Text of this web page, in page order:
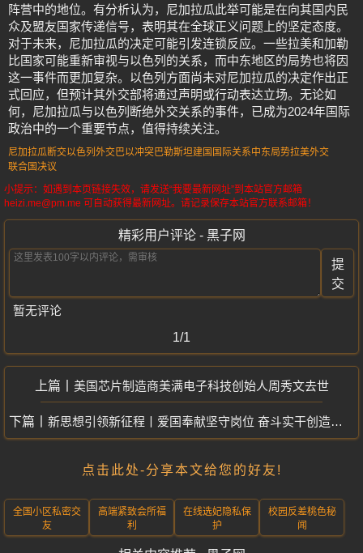
阵营中的地位。有分析认为，尼加拉瓜此举可能是在向其国内民
众及盟友国家传递信号，表明其在全球正义问题上的坚定态度。
对于未来，尼加拉瓜的决定可能引发连锁反应。一些拉美和加勒
比国家可能重新审视与以色列的关系，而中东地区的局势也将因
这一事件而更加复杂。以色列方面尚未对尼加拉瓜的决定作出正
式回应，但预计其外交部将通过声明或行动表达立场。无论如
何，尼加拉瓜与以色列断绝外交关系的事件，已成为2024年国际
政治中的一个重要节点，值得持续关注。
尼加拉瓜断交以色列外交巴以冲突巴勒斯坦建国 国际关系中东局势拉美外交
联合国决议
小提示：如遇到本页链接失效，请发送“我要最新网址”到本站官方邮箱
heizi.me@pm.me 可自动获得最新网址。请记录保存本站官方联系邮箱！
精彩用户评论 - 黑子网
提
交
暂无评论
1/1
美国芯片制造商美满电子科技创始人周秀文去世
新思想引领新征程丨爱国奉献坚守岗位 奋斗实干创造未来
点击此处-分享本文给您的好友!
全国小区私密交
友
高端紧致会所福
利
在线选妃隐私保
护
校园反差桃色秘
闻